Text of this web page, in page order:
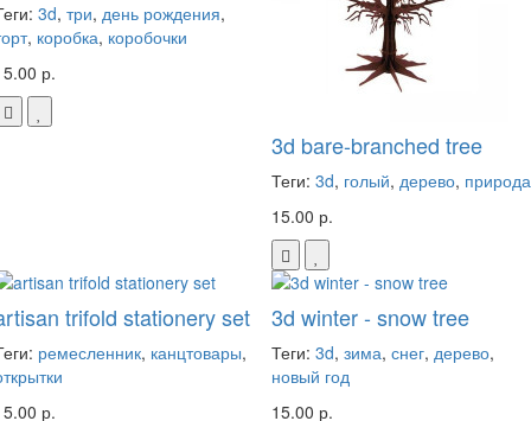
3d, три, день рождения,
, коробка, коробочки
р.
3d bare-branched tree
Теги: 3d, голый, дерево, природа
15.00 р.
trifold stationery set
ремесленник, канцтовары,
р.
3d winter - snow tree
Теги: 3d, зима, снег, дерево,
новый год
15.00 р.